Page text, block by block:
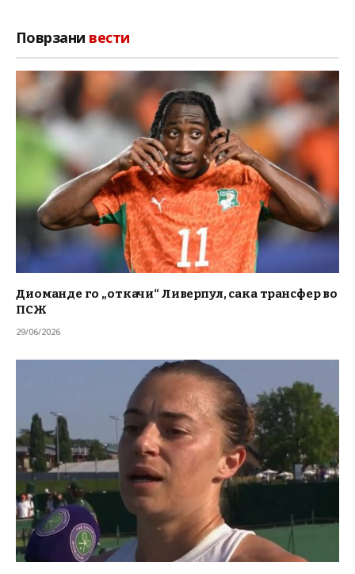
Поврзани вести
Диоманде го „откачи“ Ливерпул, сака трансфер во
ПСЖ
29/06/2026